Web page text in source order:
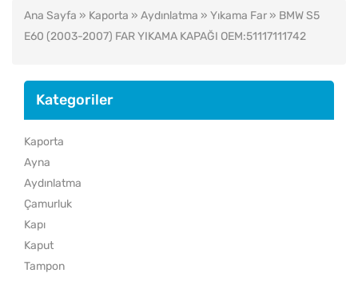
Ana Sayfa » Kaporta » Aydınlatma » Yıkama Far » BMW S5
E60 (2003-2007) FAR YIKAMA KAPAĞI OEM:51117111742
Kategoriler
Kaporta
Ayna
Aydınlatma
Çamurluk
Kapı
Kaput
Tampon